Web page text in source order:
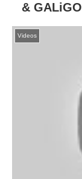
& GALiGO
Videos